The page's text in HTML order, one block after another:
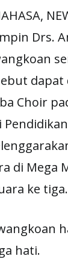
Drs.
dapat
Choir
di Mega
ke tiga.
hati.